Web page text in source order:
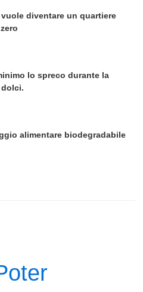
diventare un quartiere
lo spreco durante la
dolci.
alimentare biodegradabile